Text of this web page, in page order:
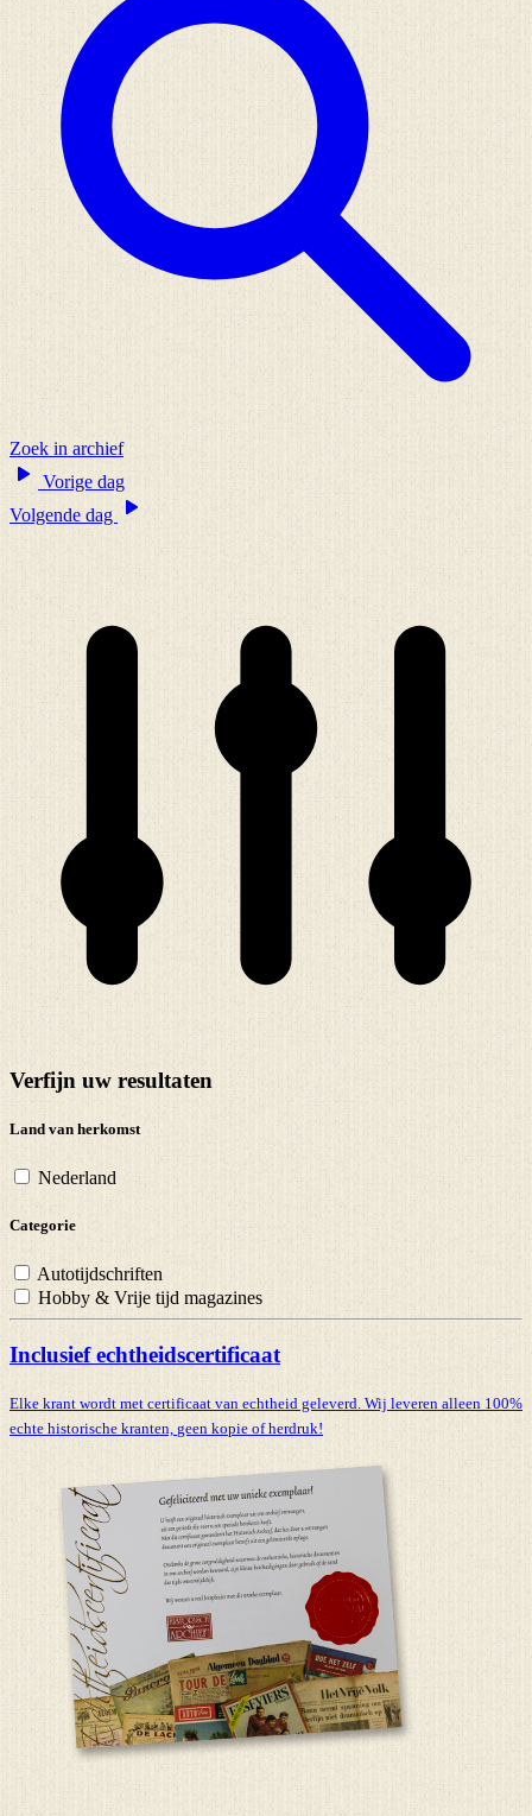
Zoek in archief
Vorige dag
Volgende dag
Verfijn uw resultaten
Land van herkomst
Nederland
Categorie
Autotijdschriften
Hobby & Vrije tijd magazines
Inclusief echtheidscertificaat
Elke krant wordt met certificaat van echtheid geleverd. Wij leveren alleen 100%
echte historische kranten, geen kopie of herdruk!